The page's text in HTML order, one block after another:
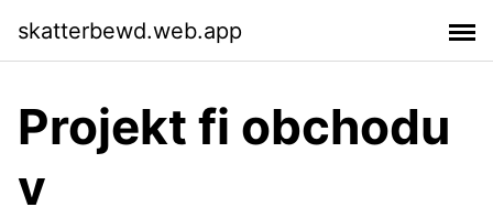
skatterbewd.web.app
Projekt fi obchodu
v